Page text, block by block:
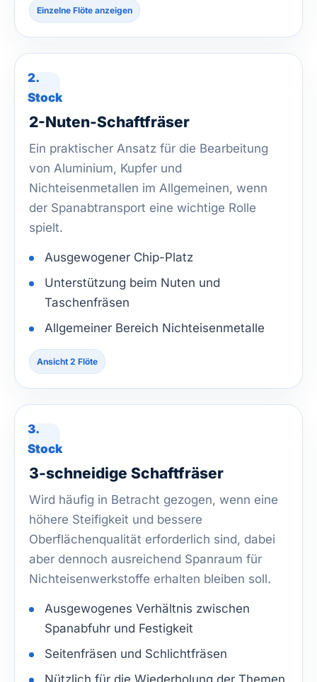
Einzelne Flöte anzeigen
2.
Stock
2-Nuten-Schaftfräser
Ein praktischer Ansatz für die Bearbeitung
von Aluminium, Kupfer und
Nichteisenmetallen im Allgemeinen, wenn
der Spanabtransport eine wichtige Rolle
spielt.
Ausgewogener Chip-Platz
Unterstützung beim Nuten und
Taschenfräsen
Allgemeiner Bereich Nichteisenmetalle
Ansicht 2 Flöte
3.
Stock
3-schneidige Schaftfräser
Wird häufig in Betracht gezogen, wenn eine
höhere Steifigkeit und bessere
Oberflächenqualität erforderlich sind, dabei
aber dennoch ausreichend Spanraum für
Nichteisenwerkstoffe erhalten bleiben soll.
Ausgewogenes Verhältnis zwischen
Spanabfuhr und Festigkeit
Seitenfräsen und Schlichtfräsen
Nützlich für die Wiederholung der Themen